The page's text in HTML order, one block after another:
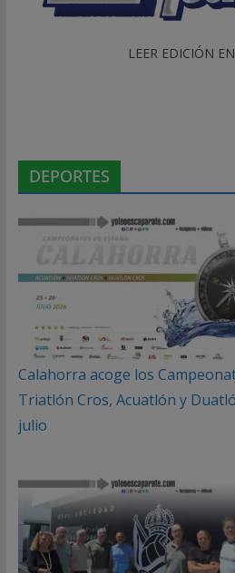
LEER EDICIÓN
DEPORTES
Calahorra acoge los
Triatlón Cros, Acuatlón y
julio